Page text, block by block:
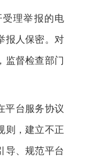
理举报的电
报人保密。对
， 监督检查部门
台服务协议
则 ，建立不正
导、规范平台